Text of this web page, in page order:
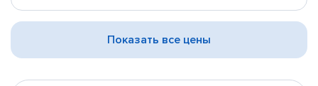
Показать все цены